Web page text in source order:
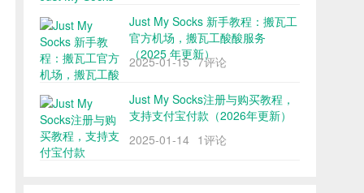
Just My Socks 新手教程：搬瓦工
官方机场，搬瓦工酸酸服务
（2025 年更新）
2025-01-15 7评论
Just My Socks注册与购买教程，
支持支付宝付款（2026年更新）
2025-01-14 1评论